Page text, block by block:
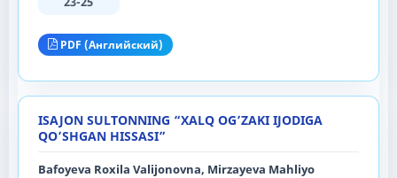
PDF (Английский)
ISAJON SULTONNING “XALQ OG’ZAKI IJODIGA
QO’SHGAN HISSASI”
Bafoyeva Roxila Valijonovna, Mirzayeva Mahliyo